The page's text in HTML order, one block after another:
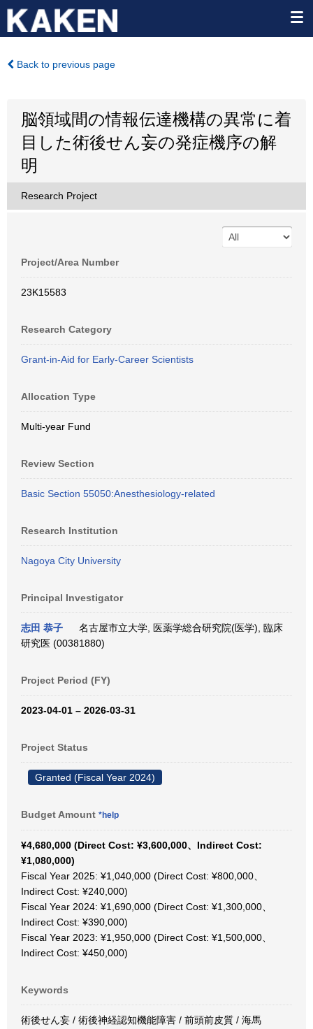
Back to previous page
脳領域間の情報伝達機構の異常に着
目した術後せん妄の発症機序の解
明
Research Project
Project/Area Number
23K15583
Research Category
Grant-in-Aid for Early-Career Scientists
Allocation Type
Multi-year Fund
Review Section
Basic Section 55050:Anesthesiology-related
Research Institution
Nagoya City University
Principal Investigator
志田 恭子
名古屋市立大学, 医薬学総合研究院(医学), 臨床
研究医 (00381880)
Project Period (FY)
2023-04-01 – 2026-03-31
Project Status
Granted (Fiscal Year 2024)
Budget Amount *help
¥4,680,000 (Direct Cost: ¥3,600,000、Indirect Cost:
¥1,080,000)
Fiscal Year 2025: ¥1,040,000 (Direct Cost: ¥800,000、
Indirect Cost: ¥240,000)
Fiscal Year 2024: ¥1,690,000 (Direct Cost: ¥1,300,000、
Indirect Cost: ¥390,000)
Fiscal Year 2023: ¥1,950,000 (Direct Cost: ¥1,500,000、
Indirect Cost: ¥450,000)
Keywords
術後せん妄 / 術後神経認知機能障害 / 前頭前皮質 / 海馬